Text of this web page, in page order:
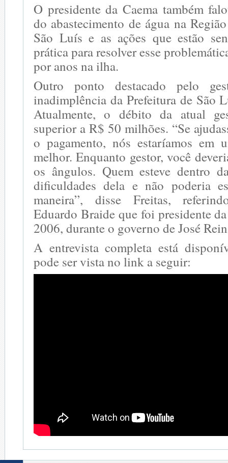
O presidente da Caema também
do abastecimento de água na
São Luís e as ações que estão
prática para resolver esse
por anos na ilha.
Outro ponto destacado pelo
inadimplência da Prefeitura de São
Atualmente, o débito da atual
superior a R$ 50 milhões. “Se
o pagamento, nós estaríamos em
melhor. Enquanto gestor, você
os ângulos. Quem esteve dentro
dificuldades dela e não poderia
maneira”, disse Freitas,
Eduardo Braide que foi presidente
2006, durante o governo de José
A entrevista completa está
pode ser vista no link a seguir: